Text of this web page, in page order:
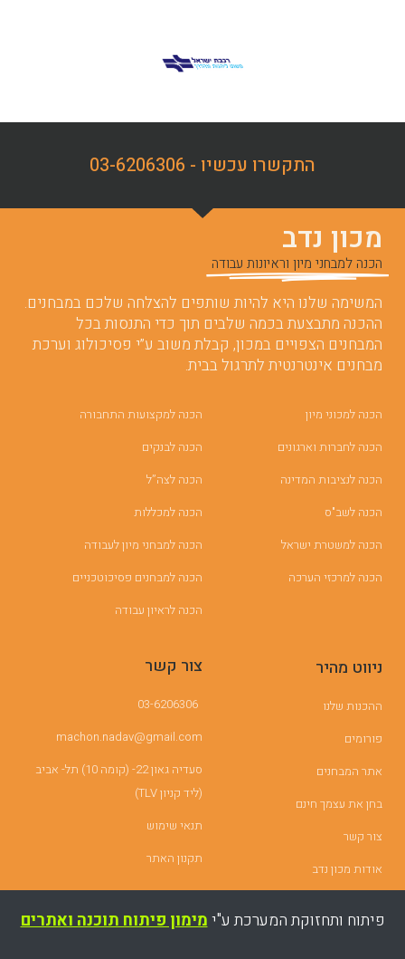
התקשרו עכשיו - 03-6206306
מכון נדב
הכנה למבחני מיון וראיונות עבודה
המשימה שלנו היא להיות שותפים להצלחה שלכם במבחנים.
ההכנה מתבצעת בכמה שלבים תוך כדי התנסות בכל
המבחנים הצפויים במכון, קבלת משוב ע”י פסיכולוג וערכת
מבחנים אינטרנטית לתרגול בבית.
הכנה למכוני מיון
הכנה לחברות וארגונים
הכנה לנציבות המדינה
הכנה לשב"ס
הכנה למשטרת ישראל
הכנה למרכזי הערכה
הכנה למקצועות התחבורה
הכנה לבנקים
הכנה לצה”ל
הכנה למכללות
הכנה למבחני מיון לעבודה
הכנה למבחנים פסיכוטכניים
הכנה לראיון עבודה
ניווט מהיר
ההכנות שלנו
פורומים
אתר המבחנים
בחן את עצמך חינם
צור קשר
אודות מכון נדב
צור קשר
03-6206306
machon.nadav@gmail.com
סעדיה גאון 22- (קומה 10) תל- אביב
(ליד קניון TLV)
תנאי שימוש
תקנון האתר
פיתוח ותחזוקת המערכת ע"ימימון פיתוח תוכנה ואתרים